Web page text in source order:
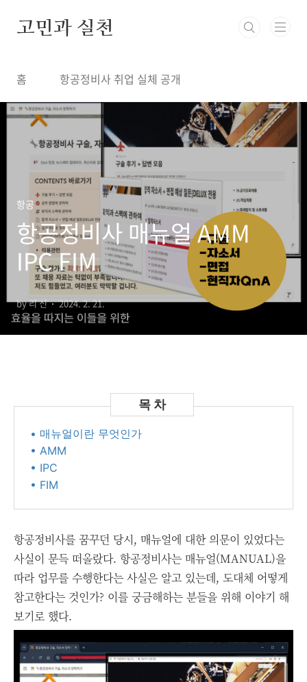
고민과 실천
홈 항공정비사 취업 실체 공개
항공
항공정비사 매뉴얼 AMM
IPC FIM
by 리 신 2024. 2. 21.
• 매뉴얼이란 무엇인가
• AMM
• IPC
• FIM
항공정비사를 꿈꾸던 당시, 매뉴얼에 대한 의문이 있었다는
사실이 문득 떠올랐다. 항공정비사는 매뉴얼(MANUAL)을
따라 업무를 수행한다는 사실은 알고 있는데, 도대체 어떻게
참고한다는 것인가? 이를 궁금해하는 분들을 위해 이야기 해
보기로 했다.